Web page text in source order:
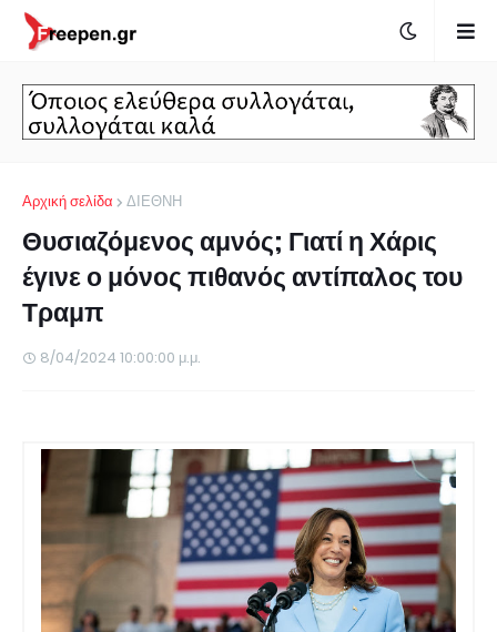
Αρχική σελίδα ΔΙΕΘΝΗ
Θυσιαζόμενος αμνός; Γιατί η Χάρις
έγινε ο μόνος πιθανός αντίπαλος του
Τραμπ
8/04/2024 10:00:00 μ.μ.